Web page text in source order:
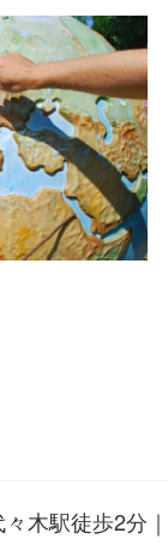
々木駅徒歩2分